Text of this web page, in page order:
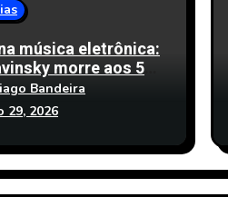
música eletrônica:
morre aos 50
Bandeira
29, 2026